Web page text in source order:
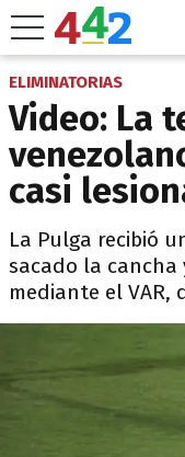
ELIMINATORIAS
Video: La
casi
La Pulga recibió
sacado la
mediante el VAR,